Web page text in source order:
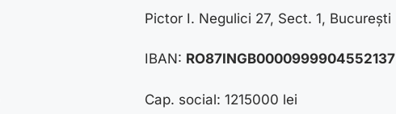
Pictor I. Negulici 27, Sect. 1, București
IBAN: RO87INGB0000999904552137
Cap. social: 1215000 lei